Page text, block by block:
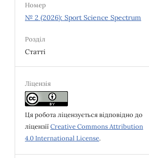
Номер
№ 2 (2026): Sport Science Spectrum
Розділ
Статті
Ліцензія
Ця робота ліцензується відповідно до
ліцензіїCreative Commons Attribution
4.0 International License.